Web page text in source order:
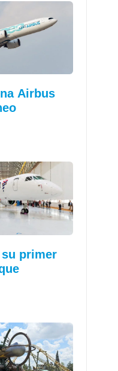
Airbus
su primer